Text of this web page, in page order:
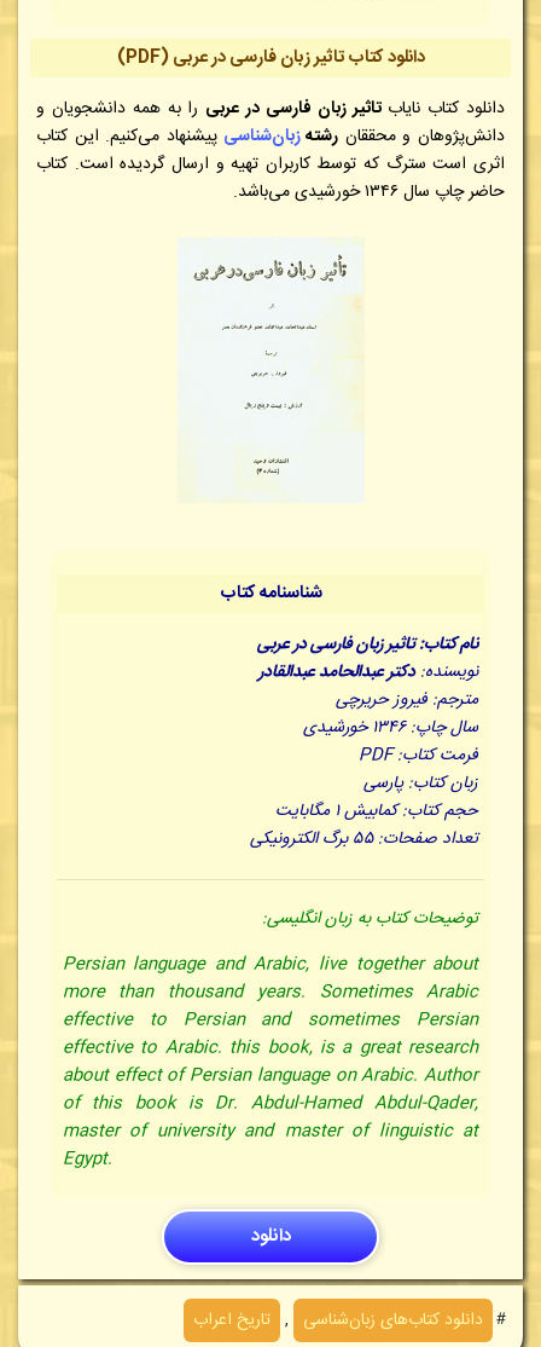
دانلود کتاب تاثیر زبان فارسی در عربی (PDF)
دانلود کتاب نایابتاثیر زبان فارسی در عربی را به همه دانشجویان و
دانش‌پژوهان و محققان رشتهزبان‌شناسی پیشنهاد می‌کنیم. این کتاب
اثری است سترگ که توسط کاربران تهیه و ارسال گردیده است. کتاب
حاضر چاپ سال ۱۳۴۶ خورشیدی می‌باشد.
شناسنامه کتاب
نام کتاب: تاثیر زبان فارسی در عربی
نویسنده:دکتر عبدالحامد عبدالقادر
مترجم: فیروز حریرچی
سال چاپ: ۱۳۴۶ خورشیدی
فرمت کتاب: PDF
زبان کتاب: پارسی
حجم کتاب: کمابیش ۱ مگابایت
تعداد صفحات: ۵۵ برگ الکترونیکی
توضیحات کتاب به زبان انگلیسی:
Persian language and Arabic, live together about
more than thousand years. Sometimes Arabic
effective to Persian and sometimes Persian
effective to Arabic. this book, is a great research
about effect of Persian language on Arabic. Author
of this book is Dr. Abdul-Hamed Abdul-Qader,
master of university and master of linguistic at
Egypt.
دانلود
＃ دانلود کتاب‌های زبان‌شناسی , تاریخ اعراب